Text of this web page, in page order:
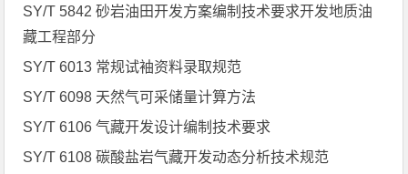
SY/T 5842 砂岩油田开发方案编制技术要求开发地质油
藏工程部分
SY/T 6013 常规试袖资料录取规范
SY/T 6098 天然气可采储量计算方法
SY/T 6106 气藏开发设计编制技术要求
SY/T 6108 碳酸盐岩气藏开发动态分析技术规范